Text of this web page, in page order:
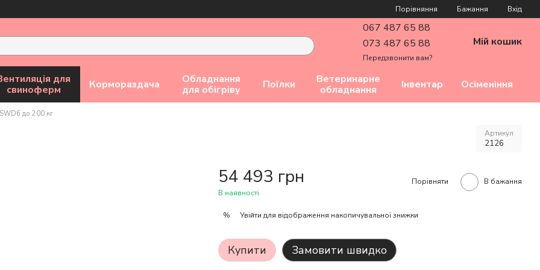
Порівняння Бажання Вхід
067 487 65 88
073 487 65 88
Передзвонити вам?
Мій кошик
для
свиноферм
Кормораздача
Обладнання
для обігріву
Поїлки
Ветеринарне
обладнання
Інвентар Осіменіння
до 200 кг
Артикул
2126
54 493 грн
В наявності
Порівняти В бажання
% Увійти для відображення накопичувальної знижки
Купити Замовити швидко